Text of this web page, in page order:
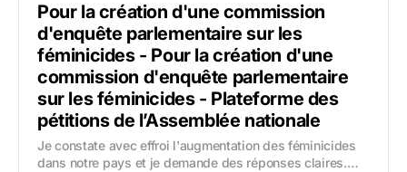
Pour la création d'une commission
d'enquête parlementaire sur les
féminicides - Pour la création d'une
commission d'enquête parlementaire
sur les féminicides - Plateforme des
pétitions de l’Assemblée nationale
Je constate avec effroi l'augmentation des féminicides
dans notre pays et je demande des réponses claires.